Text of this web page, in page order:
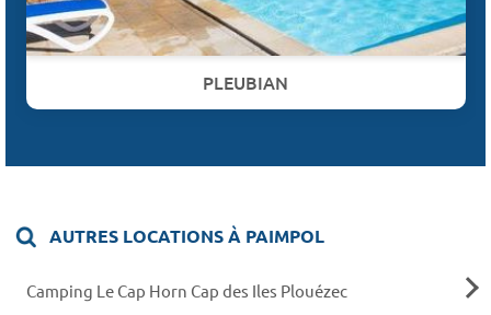
PLEUBIAN
AUTRES LOCATIONS À PAIMPOL
Camping Le Cap Horn Cap des Iles Plouézec